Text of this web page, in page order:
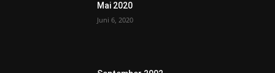
Mai 2020
Juni 6, 2020